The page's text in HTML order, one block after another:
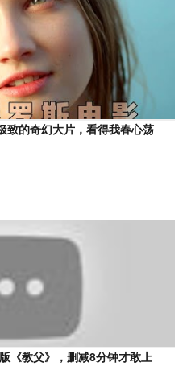
致的奇幻大片，看得我春心荡
《教父》，删减8分钟才敢上